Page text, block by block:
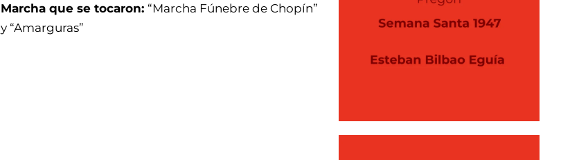
Marcha que se tocaron: “Marcha Fúnebre de Chopín”
y “Amarguras”